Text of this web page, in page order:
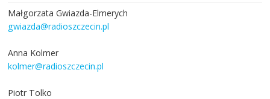
Małgorzata Gwiazda-Elmerych
gwiazda@radioszczecin.pl
Anna Kolmer
kolmer@radioszczecin.pl
Piotr Tolko